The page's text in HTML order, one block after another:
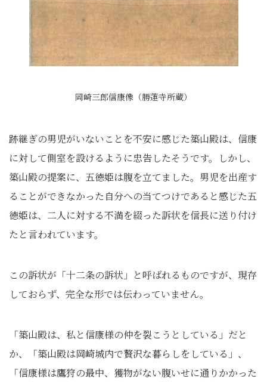
岡崎三郎信康像（勝蓮寺所蔵）
跡継ぎの男児がいないことを不安に感じた築山殿は、信康
に対して側室を設けるように忠告したそうです。しかし、
築山殿の提案に、五徳姫は腹を立てました。男児を出産す
ることができなかった自分への当てつけであると感じた五
徳姫は、二人に対する不満を綴った訴状を信長に送り付け
たと言われています。
この訴状が「十二条の訴状」と呼ばれるものですが、現存
しておらず、完全な形では伝わっていません。
「築山殿は、私と信康様の仲を裂こうとしている」だと
か、「築山殿は岡崎城内で贅沢な暮らしをしている」、
「信康様は鷹狩の最中、獲物がない腹いせに通りかかった